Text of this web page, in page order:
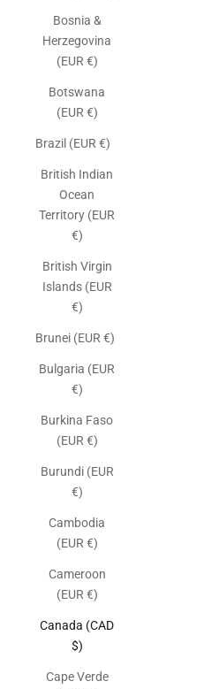
Bosnia &
Herzegovina
(EUR €)
Botswana
(EUR €)
Brazil (EUR €)
British Indian
Ocean
Territory (EUR
€)
British Virgin
Islands (EUR
€)
Brunei (EUR €)
Bulgaria (EUR
€)
Burkina Faso
(EUR €)
Burundi (EUR
€)
Cambodia
(EUR €)
Cameroon
(EUR €)
Canada (CAD
$)
Cape Verde